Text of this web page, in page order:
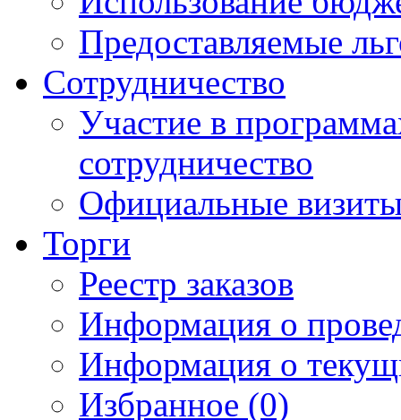
Предоставляемые
Сотрудничество
Участие в
сотрудничество
Официальные
Торги
Реестр заказов
Информация о
Информация о
Избранное (0)